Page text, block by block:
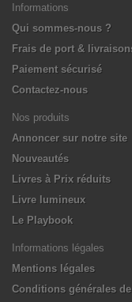
Informations
Qui sommes-nous ?
Frais de port &
Paiement sécurisé
Contactez-nous
Nos produits
Annoncer sur notre site
Nouveautés
Livres à Prix réduits
Livre lumineux
Le Playbook
Informations légales
Mentions légales
Conditions générales